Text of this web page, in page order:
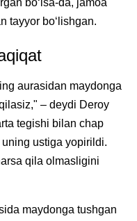
tayyor boʻlishgan.
aurasidan maydonga
– deydi Deroy
tegishi bilan chap
ustiga yopirildi.
qila olmasligini
maydonga tushgan